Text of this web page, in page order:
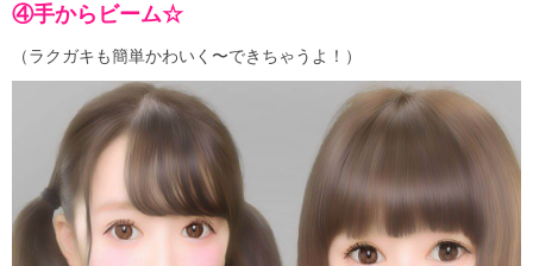
④手からビーム☆
（ラクガキも簡単かわいく〜できちゃうよ！）